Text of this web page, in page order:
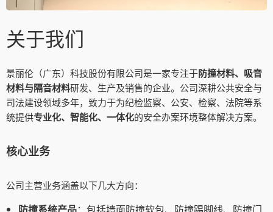
关于我们
景丽伦（广东）科技股份有限公司是一家专注于防撞材料、吸音
材料与隔音材料研发、生产及销售的企业。公司深耕公共安全与
司法建设领域多年，致力于为纪检监察、公安、检察、法院等系
统提供专业化、智能化、一体化的安全办案环境整体解决方案。
核心业务
公司主营业务涵盖以下几大方向：